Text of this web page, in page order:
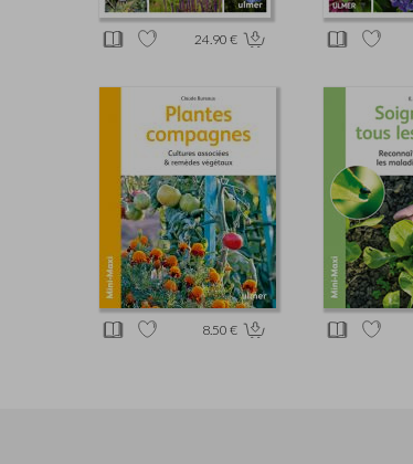
24.90 €
8.50 €